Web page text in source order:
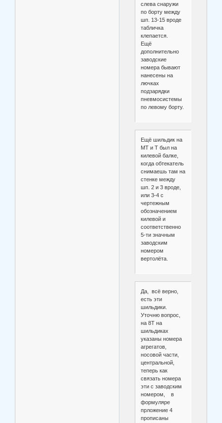
слева снаружи
по борту между
шп. 13-15 вроде
табличка
клепается.
Ещё
дополнительно
заводские
номера бывают
нанесены на
лючках
подзарядки
пневмосистемы
по левому борту.
Ещё шильдик на
МТ и Т был на
килевой балке,
когда обтекатель
снимаешь там на
стенке между
шп. 2 и 3 вроде,
или 3-4 с
чертежным
обозначением
килевой и
соответственно
5-ти значным
заводским
номером
вертолёта.
Да, всё верно,
есть эти
шильдики.
Уточню вопрос,
на 8Т на
шильдиках
указаны номера
агрегатов,
носовой части,
центральной,
теперь как
связать номера
эти с заводским
номером, в
формуляре
прложение 4
прописаны